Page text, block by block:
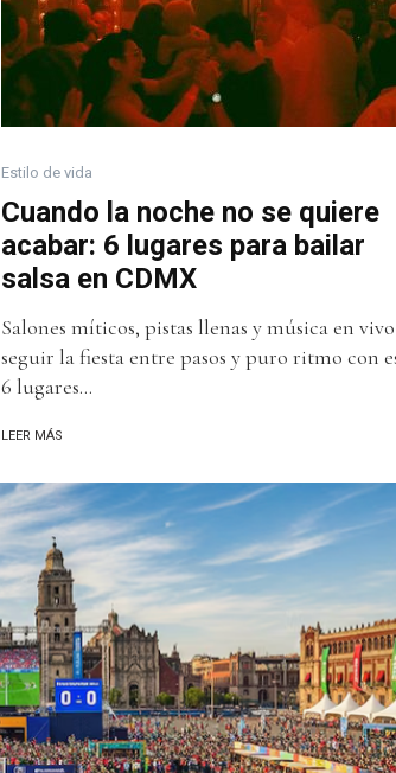
Estilo de vida
Cuando la noche no se quiere
acabar: 6 lugares para bailar
salsa en CDMX
Salones míticos, pistas llenas y música en
seguir la fiesta entre pasos y puro ritmo con
6 lugares...
LEER MÁS